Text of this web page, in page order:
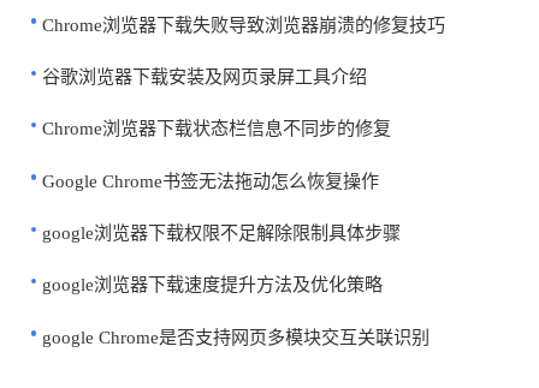
Chrome浏览器下载失败导致浏览器崩溃的修复技巧
谷歌浏览器下载安装及网页录屏工具介绍
Chrome浏览器下载状态栏信息不同步的修复
Google Chrome书签无法拖动怎么恢复操作
google浏览器下载权限不足解除限制具体步骤
google浏览器下载速度提升方法及优化策略
google Chrome是否支持网页多模块交互关联识别